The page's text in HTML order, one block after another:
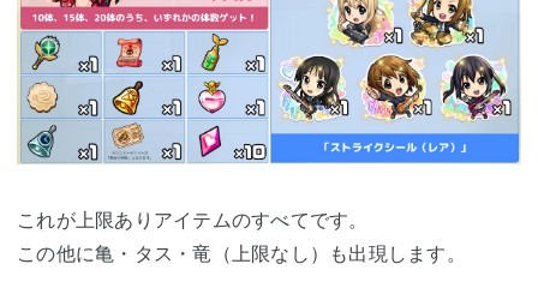
これが上限ありアイテムのすべてです。
この他に亀・タス・竜（上限なし）も出現します。